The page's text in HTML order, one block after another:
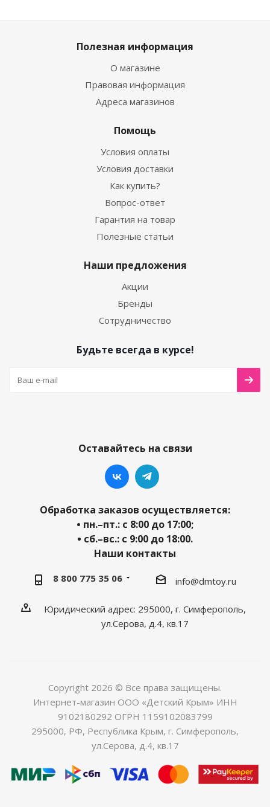
Полезная информация
О магазине
Правовая информация
Адреса магазинов
Помощь
Условия оплаты
Условия доставки
Как купить?
Вопрос-ответ
Гарантия на товар
Полезные статьи
Наши предложения
Акции
Бренды
Сотрудничество
Будьте всегда в курсе!
Оставайтесь на связи
Обработка заказов осуществляется:
• пн.–пт.: с 8:00 до 17:00;
• сб.–вс.: с 9:00 до 18:00.
Наши контакты
8 800 775 35 06 info@dmtoy.ru
Юридический адрес: 295000, г. Симферополь,
ул.Серова, д.4, кв.17
Copyright 2026 © Все права защищены.
Интернет-магазин ООО «Детский Крым» ИНН
9102180292 ОГРН 1159102083799
295000, РФ, Республика Крым, г. Симферополь,
ул.Серова, д.4, кв.17